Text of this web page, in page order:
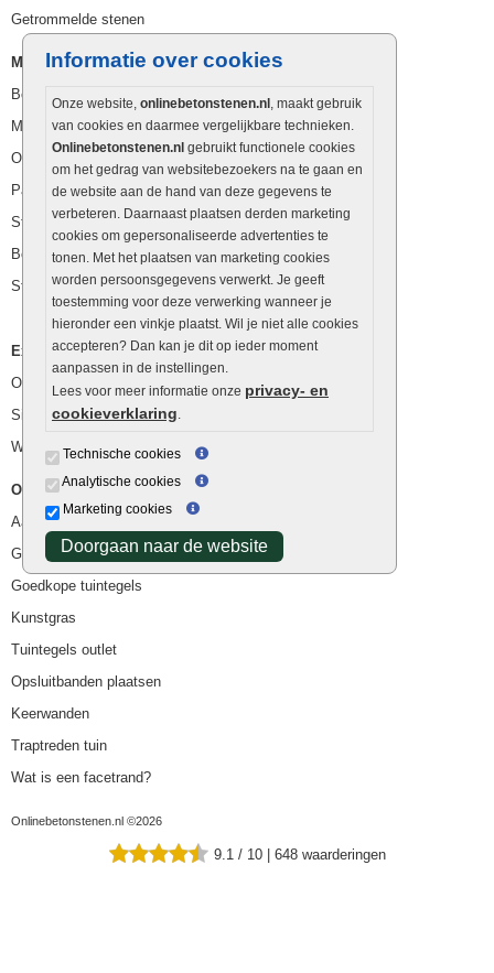
Informatie over cookies
Onze website, onlinebetonstenen.nl , maakt gebruik
van cookies en daarmee vergelijkbare technieken.
Onlinebetonstenen.nl gebruikt functionele cookies
om het gedrag van websitebezoekers na te gaan en
de website aan de hand van deze gegevens te
verbeteren. Daarnaast plaatsen derden marketing
cookies om gepersonaliseerde advertenties te
tonen. Met het plaatsen van marketing cookies
worden persoonsgegevens verwerkt. Je geeft
toestemming voor deze verwerking wanneer je
hieronder een vinkje plaatst. Wil je niet alle cookies
accepteren? Dan kan je dit op ieder moment
aanpassen in de instellingen.
Lees voor meer informatie onze privacy- en
cookieverklaring.
Technische cookies
Analytische cookies
Marketing cookies
Doorgaan naar de website
Getrommelde stenen
Muurelementen
Betonbielzen
Muurstenen
Opsluitbanden
Palissaden
Stapelblokken
Betonblokken
Stapelstenen
Extra benodigdheden
Ophoogzand
Siergrind en siersplit
Waterafvoer
Overig
Aanbiedingen
Goedkope bestrating
Goedkope tuintegels
Kunstgras
Tuintegels outlet
Opsluitbanden plaatsen
Keerwanden
Traptreden tuin
Wat is een facetrand?
Onlinebetonstenen.nl ©2026
9.1 / 10 | 648 waarderingen